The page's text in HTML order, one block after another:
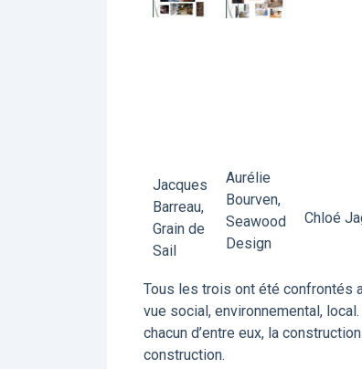
Jacques
Barreau,
Grain de
Sail
Aurélie
Bourven,
Seawood
Design
Chloé
Tous les trois ont été confrontés
vue social, environnemental,
chacun d’entre eux, la
construction.